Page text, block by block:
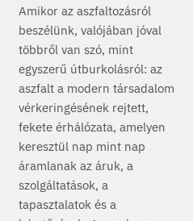
Amikor az aszfaltozásról
beszélünk, valójában jóval
többről van szó, mint
egyszerű útburkolásról: az
aszfalt a modern társadalom
vérkeringésének rejtett,
fekete érhálózata, amelyen
keresztül nap mint nap
áramlanak az áruk, a
szolgáltatások, a
tapasztalatok és a